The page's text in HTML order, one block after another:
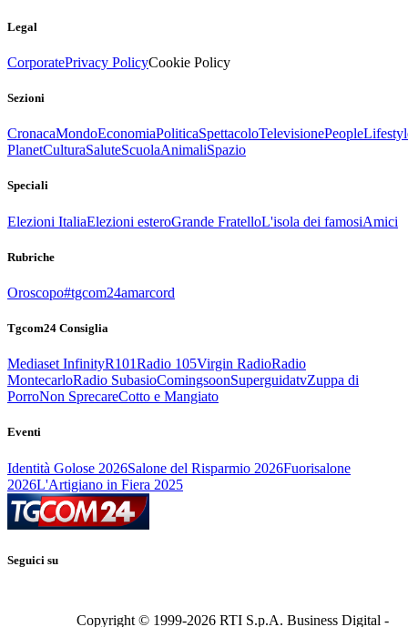
Legal
CorporatePrivacy PolicyCookie Policy
Sezioni
CronacaMondoEconomiaPoliticaSpettacoloTelevisionePeople
PlanetCulturaSaluteScuolaAnimaliSpazio
Speciali
Elezioni ItaliaElezioni esteroGrande FratelloL'isola dei famosiAmici
Rubriche
Oroscopo#tgcom24amarcord
Tgcom24 Consiglia
Mediaset InfinityR101Radio 105Virgin RadioRadio
MontecarloRadio SubasioComingsoonSuperguidatvZuppa di
PorroNon SprecareCotto e Mangiato
Eventi
Identità Golose 2026Salone del Risparmio 2026Fuorisalone
2026L'Artigiano in Fiera 2025
Seguici su
Copyright © 1999-2026 RTI S.p.A. Business Digital -